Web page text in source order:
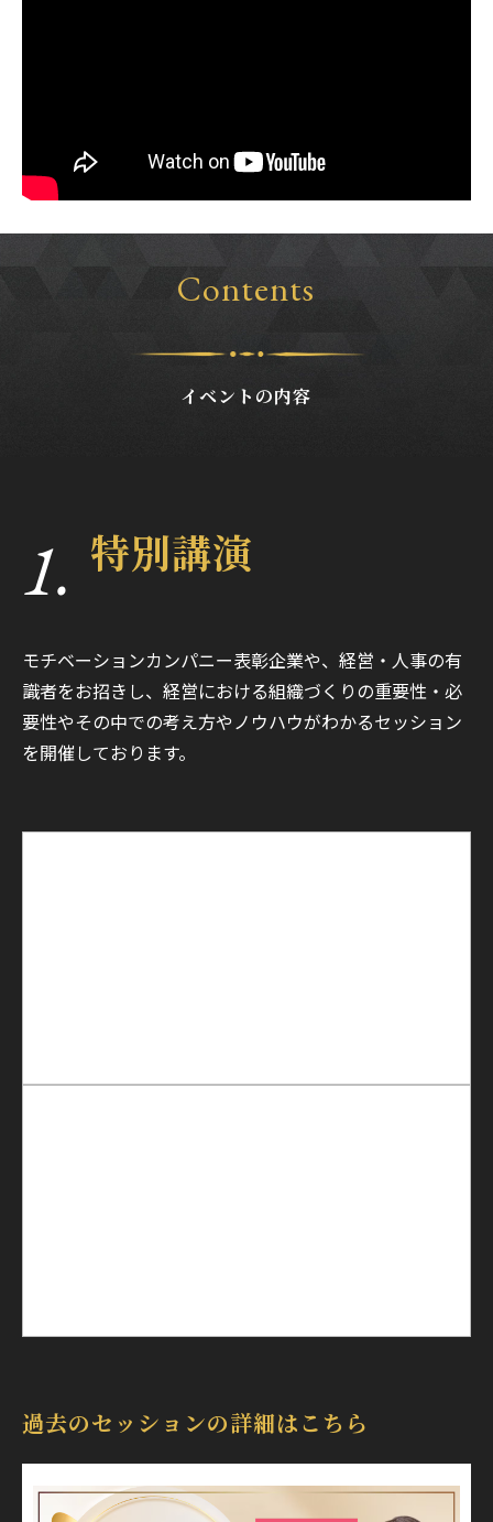
Contents
イベントの内容
1. 特別講演
モチベーションカンパニー表彰企業や、経営・人事の有
識者をお招きし、経営における組織づくりの重要性・必
要性やその中での考え方やノウハウがわかるセッション
を開催しております。
過去のセッションの詳細はこちら